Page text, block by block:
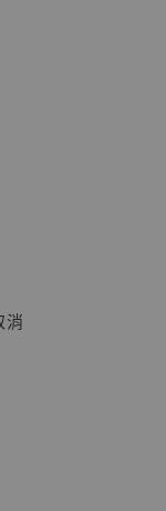
藏人偶 讓
消